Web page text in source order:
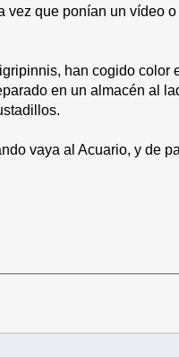
vez que ponían un vídeo
han cogido color
en un almacén al
vaya al Acuario, y de